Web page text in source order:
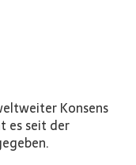
Konsens
es seit der